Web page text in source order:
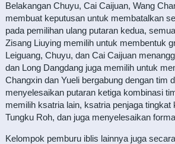
Belakangan Chuyu, Cai Caijuan, Wang
membuat keputusan untuk membatalkan
pada pemilihan ulang putaran kedua,
Zisang Liuying memilih untuk membentuk
Leiguang, Chuyu, dan Cai Caijuan
dan Long Dangdang juga memilih untuk
Changxin dan Yueli bergabung dengan tim
menyelesaikan putaran ketiga kombinasi
memilih ksatria lain, ksatria penjaga tingkat
Tungku Roh, dan juga menyelesaikan
Kelompok pemburu iblis lainnya juga